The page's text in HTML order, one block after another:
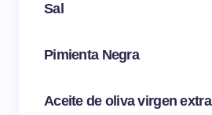
Sal
Pimienta Negra
Aceite de oliva virgen extra